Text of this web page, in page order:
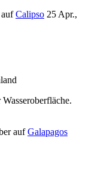
aufCalipso 25 Apr.,
aufGalapagos